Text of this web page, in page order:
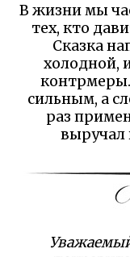
В жизни мы
тех, кто
Сказка
холодной,
контрмеры.
сильным, а
раз
выручал